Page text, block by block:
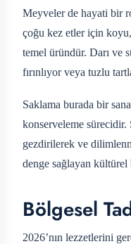
Meyveler de hayati bir
çoğu kez etler için
temel üründür. Darı ve
fırınlıyor veya tuzlu
Saklama burada bir
konserveleme sürecidir.
gezdirilerek ve
denge sağlayan kültürel
Bölgesel
2026’nın lezzetlerini